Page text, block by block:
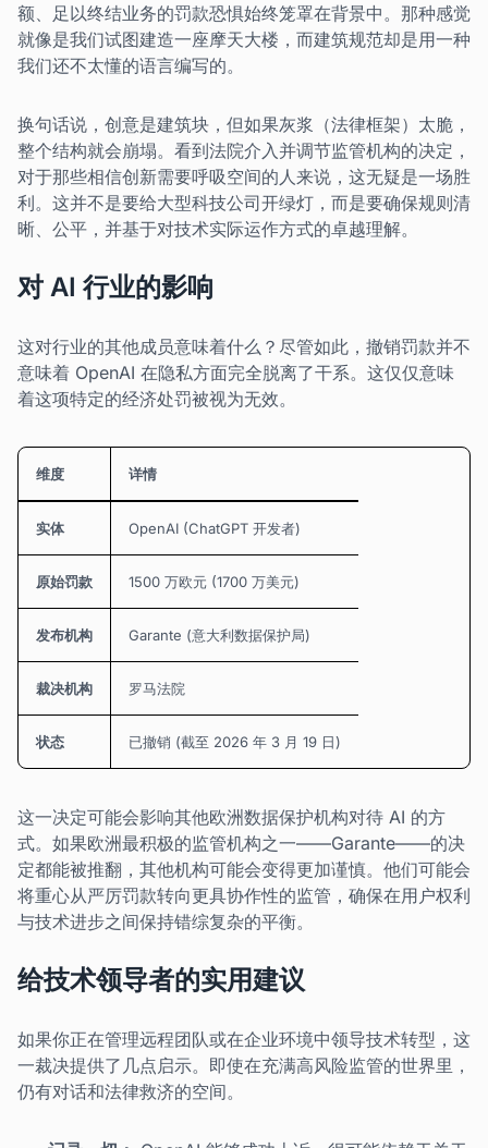
额、足以终结业务的罚款恐惧始终笼罩在背景中。那种感觉
就像是我们试图建造一座摩天大楼，而建筑规范却是用一种
我们还不太懂的语言编写的。
换句话说，创意是建筑块，但如果灰浆（法律框架）太脆，
整个结构就会崩塌。看到法院介入并调节监管机构的决定，
对于那些相信创新需要呼吸空间的人来说，这无疑是一场胜
利。这并不是要给大型科技公司开绿灯，而是要确保规则清
晰、公平，并基于对技术实际运作方式的卓越理解。
对 AI 行业的影响
这对行业的其他成员意味着什么？尽管如此，撤销罚款并不
意味着 OpenAI 在隐私方面完全脱离了干系。这仅仅意味
着这项特定的经济处罚被视为无效。
维度 详情
实体 OpenAI (ChatGPT 开发者)
原始罚款 1500 万欧元 (1700 万美元)
发布机构 Garante (意大利数据保护局)
裁决机构 罗马法院
状态 已撤销 (截至 2026 年 3 月 19 日)
这一决定可能会影响其他欧洲数据保护机构对待 AI 的方
式。如果欧洲最积极的监管机构之一——Garante——的决
定都能被推翻，其他机构可能会变得更加谨慎。他们可能会
将重心从严厉罚款转向更具协作性的监管，确保在用户权利
与技术进步之间保持错综复杂的平衡。
给技术领导者的实用建议
如果你正在管理远程团队或在企业环境中领导技术转型，这
一裁决提供了几点启示。即使在充满高风险监管的世界里，
仍有对话和法律救济的空间。